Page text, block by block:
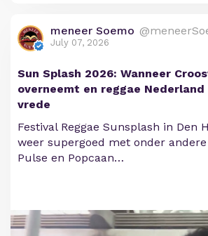
meneer Soemo
July 07, 2026
Sun Splash 2026: Wanneer
overneemt en reggae
vrede
Festival Reggae Sunsplash in Den
weer supergoed met onder
Pulse en Popcaan…